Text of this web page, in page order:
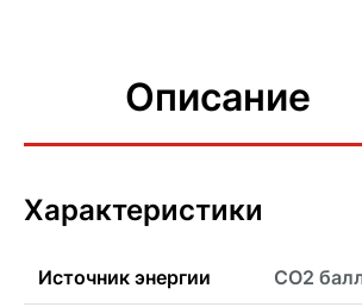
Описание
Характеристики
Источник энергии CO2